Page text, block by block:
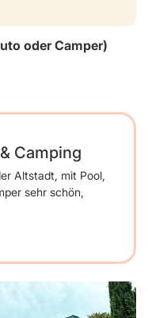
oder Camper)
Camping
Altstadt, mit Pool,
sehr schön,